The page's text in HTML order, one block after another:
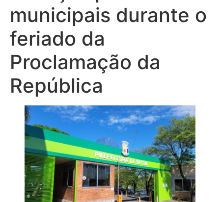
municipais durante o
feriado da
Proclamação da
República